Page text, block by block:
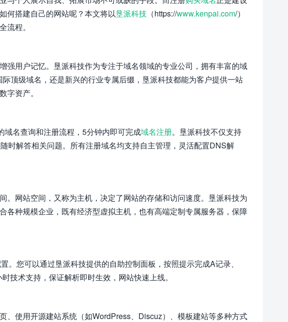
何搭建自己的网站呢？本文将以垦派科技 （https://www.kenpai.com/）
流程。
强用户记忆。垦派科技作为专注于域名领域的专业公司，拥有丰富的域
顶级域名，还是新兴的行业专属后缀，垦派科技都能为客户提供一站
字资产。
域名查询和注册流程，5分钟内即可完成域名注册。垦派科技不仅支持
时解答相关问题。所有注册域名均支持自主管理，灵活配置DNS解
。网站空间，又称为主机，决定了网站的存储和访问速度。垦派科技为
各种规模企业，既有经济型虚拟主机，也有高端定制专属服务器，保障
。您可以通过垦派科技提供的自助控制面板，按照提示完成A记录、
技术支持，保证解析即时生效，网站快速上线。
、使用开源建站系统（如WordPress、Discuz）、模板建站等多种方式